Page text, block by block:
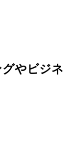
やビジネ